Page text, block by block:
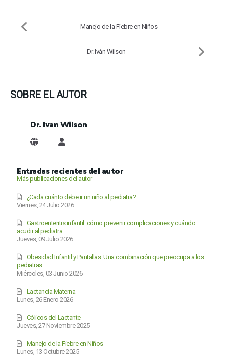
Manejo de la Fiebre en Niños
Dr. Iván Wilson
SOBRE EL AUTOR
Dr. Ivan Wilson
Dr. Ivan Wilson
Entradas recientes del autor
Más publicaciones del autor
Viernes, 24 Julio 2026
¿Cada cuánto debe ir un niño al pediatra?
Jueves, 09 Julio 2026
Gastroenteritis infantil: cómo prevenir complicaciones y cuándo
acudir al pediatra
Miércoles, 03 Junio 2026
Obesidad Infantil y Pantallas: Una combinación que preocupa a los
pediatras
Lunes, 26 Enero 2026
Lactancia Materna
Jueves, 27 Noviembre 2025
Cólicos del Lactante
Lunes, 13 Octubre 2025
Manejo de la Fiebre en Niños